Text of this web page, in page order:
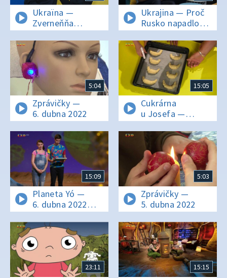
Ukraïna —
Zverneňňa
ukrajinciv
i rosijan, jaki
prožyvajuť
u Českij
Respublici
Ukrajina — Proč
Rusko napadlo
Ukrajinu?
5:04
Zprávičky —
6. dubna 2022
15:05
Cukrárna
u Josefa —
Popletený díl
15:09
Planeta Yó —
6. dubna 2022
16:10
5:03
Zprávičky —
5. dubna 2022
23:11 15:15